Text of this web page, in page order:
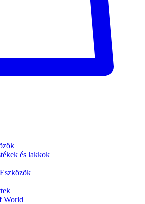
és lakkok
World